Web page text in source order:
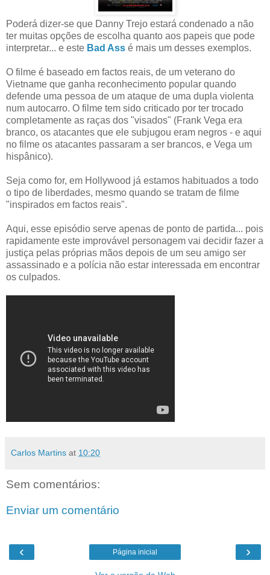
Poderá dizer-se que Danny Trejo estará condenado a não
ter muitas opções de escolha quanto aos papeis que pode
interpretar... e este Bad Ass é mais um desses exemplos.
O filme é baseado em factos reais, de um veterano do
Vietname que ganha reconhecimento popular quando
defende uma pessoa de um ataque de uma dupla violenta
num autocarro. O filme tem sido criticado por ter trocado
completamente as raças dos "visados" (Frank Vega era
branco, os atacantes que ele subjugou eram negros - e aqui
no filme os atacantes passaram a ser brancos, e Vega um
hispânico).
Seja como for, em Hollywood já estamos habituados a todo
o tipo de liberdades, mesmo quando se tratam de filme
"inspirados em factos reais".
Aqui, esse episódio serve apenas de ponto de partida... pois
rapidamente este improvável personagem vai decidir fazer a
justiça pelas próprias mãos depois de um seu amigo ser
assassinado e a polícia não estar interessada em encontrar
os culpados.
Carlos Martins at 10:20
Sem comentários:
Enviar um comentário
‹ ›
Página inicial